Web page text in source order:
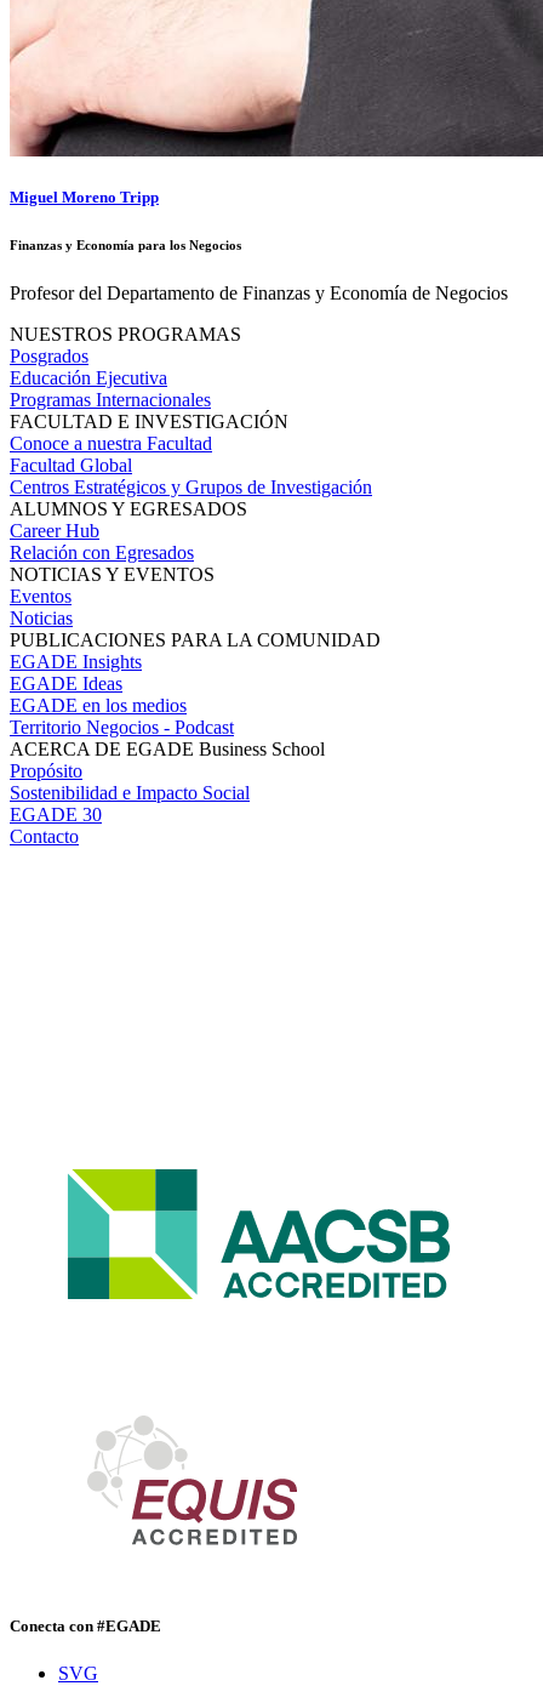
Miguel Moreno Tripp
Finanzas y Economía para los Negocios
Profesor del Departamento de Finanzas y Economía de Negocios
NUESTROS PROGRAMAS
Posgrados
Educación Ejecutiva
Programas Internacionales
FACULTAD E INVESTIGACIÓN
Conoce a nuestra Facultad
Facultad Global
Centros Estratégicos y Grupos de Investigación
ALUMNOS Y EGRESADOS
Career Hub
Relación con Egresados
NOTICIAS Y EVENTOS
Eventos
Noticias
PUBLICACIONES PARA LA COMUNIDAD
EGADE Insights
EGADE Ideas
EGADE en los medios
Territorio Negocios - Podcast
ACERCA DE EGADE Business School
Propósito
Sostenibilidad e Impacto Social
EGADE 30
Contacto
Conecta con #EGADE
SVG